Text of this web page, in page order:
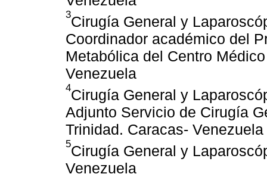
3Cirugía General y
Coordinador académico del
Metabólica del Centro
Venezuela
4Cirugía General y
Adjunto Servicio de Cirugía
Trinidad. Caracas- Venezuela
5Cirugía General y
Venezuela